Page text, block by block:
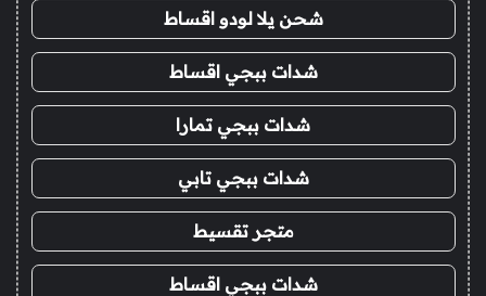
شحن يلا لودو اقساط
شدات ببجي اقساط
شدات ببجي تمارا
شدات ببجي تابي
متجر تقسيط
شدات ببجي اقساط